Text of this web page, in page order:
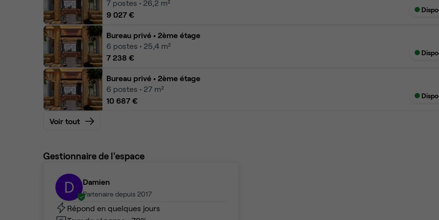
7 postes • 26,2 m²
9 027 €
Dispo
Bureau privé • 2ème étage
6 postes • 25,4 m²
7 238 €
Dispo
Bureau privé • 2ème étage
6 postes • 27 m²
10 687 €
Dispo
Voir tout
Gestionnaire de l'espace
D Damien
Partenaire depuis 2017
Répond en quelques jours